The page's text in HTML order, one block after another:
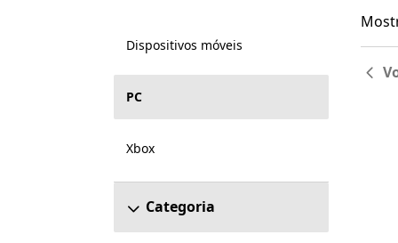
Dispositivos móveis
PC
Xbox
Categoria